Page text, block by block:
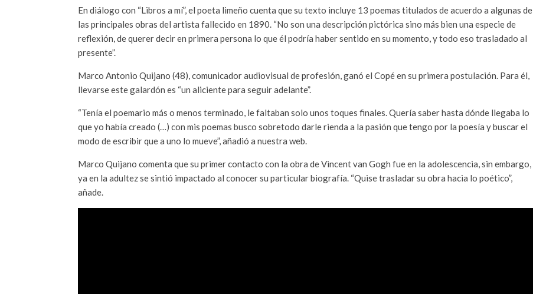
En diálogo con “Libros a mí”, el poeta limeño cuenta que su texto incluye 13 poemas titulados de acuerdo a algunas de
las principales obras del artista fallecido en 1890. “No son una descripción pictórica sino más bien una especie de
reflexión, de querer decir en primera persona lo que él podría haber sentido en su momento, y todo eso trasladado al
presente”.
Marco Antonio Quijano (48), comunicador audiovisual de profesión, ganó el Copé en su primera postulación. Para él,
llevarse este galardón es “un aliciente para seguir adelante”.
“Tenía el poemario más o menos terminado, le faltaban solo unos toques finales. Quería saber hasta dónde llegaba lo
que yo había creado (…) con mis poemas busco sobretodo darle rienda a la pasión que tengo por la poesía y buscar el
modo de escribir que a uno lo mueve”, añadió a nuestra web.
Marco Quijano comenta que su primer contacto con la obra de Vincent van Gogh fue en la adolescencia, sin embargo,
ya en la adultez se sintió impactado al conocer su particular biografía. “Quise trasladar su obra hacia lo poético”,
añade.